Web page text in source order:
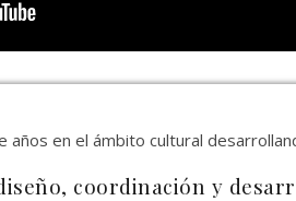
años en el ámbito cultural
coordinación y